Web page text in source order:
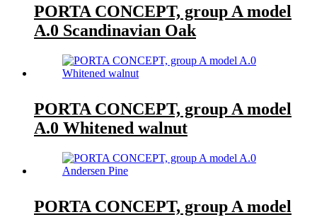
PORTA CONCEPT, group A model
A.0 Scandinavian Oak
PORTA CONCEPT, group A model
A.0 Whitened walnut
PORTA CONCEPT, group A model